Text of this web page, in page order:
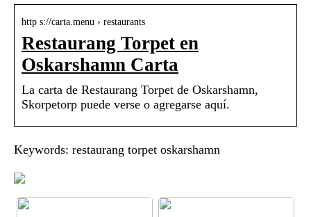
http s://carta.menu › restaurants
Restaurang Torpet en
Oskarshamn Carta
La carta de Restaurang Torpet de Oskarshamn,
Skorpetorp puede verse o agregarse aquí.
Keywords: restaurang torpet oskarshamn